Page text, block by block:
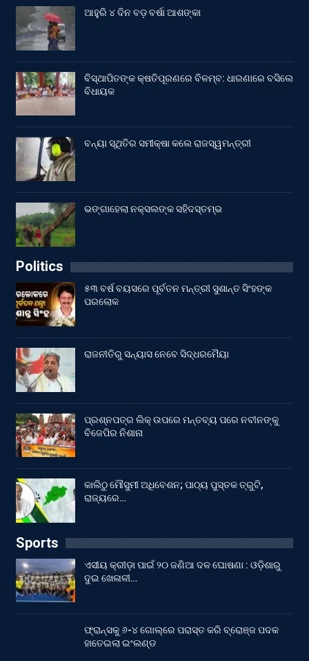
ଆହୁରି ୪ ଦିନ ବଡ଼ ବର୍ଷା ଆଶଙ୍କା
ବିସ୍ଥାପିତଙ୍କ କ୍ଷତିପୂରଣରେ ବିଳମ୍ବ: ଧାରଣାରେ ବସିଲେ
ବିଧାୟକ
ବନ୍ୟା ସ୍ଥିତିର ସମୀକ୍ଷା କଲେ ରାଜସ୍ୱମନ୍ତ୍ରୀ
ଭଙ୍ଗାହେଲା ନକ୍ସଲଙ୍କ ସହିଦସ୍ତମ୍ଭ
Politics
୫୩ ବର୍ଷ ବୟସରେ ପୂର୍ବତନ ମନ୍ତ୍ରୀ ସୁଶାନ୍ତ ସିଂହଙ୍କ
ପରଲୋକ
ରାଜନୀତିରୁ ସନ୍ୟାସ ନେବେ ସିଦ୍ଧରମୈୟା
ପ୍ରଶ୍ନପତ୍ର ଲିକ୍ ଉପରେ ମନ୍ତବ୍ୟ ପରେ ନବୀନଙ୍କୁ
ବିଜେପିର ନିଶାନା
କାଲିଠୁ ମୌସୁମୀ ଅଧିବେଶନ; ପାଠ୍ୟ ପୁସ୍ତକ ତ୍ରୁଟି,
ରାଜ୍ୟରେ…
Sports
ଏସୀୟ କ୍ରୀଡ଼ା ପାଇଁ ୨୦ ଜଣିଆ ଦଳ ଘୋଷଣା : ଓଡ଼ିଶାରୁ
ଦୁଇ ଖେଳାଳୀ…
ଫ୍ରାନ୍ସକୁ ୬-୪ ଗୋଲ୍‌ରେ ପରାସ୍ତ କରି ବ୍ରୋଞ୍ଜ ପଦକ
ହାତେଇଲା ଇଂଲଣ୍ଡ